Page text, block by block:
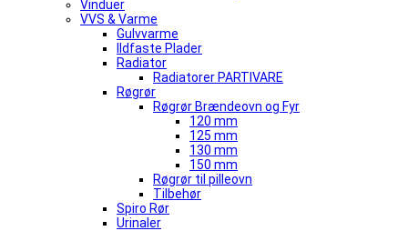
Vinduer
VVS & Varme
Gulvvarme
Ildfaste Plader
Radiator
Radiatorer PARTIVARE
Røgrør
Røgrør Brændeovn og Fyr
120 mm
125 mm
130 mm
150 mm
Røgrør til pilleovn
Tilbehør
Spiro Rør
Urinaler